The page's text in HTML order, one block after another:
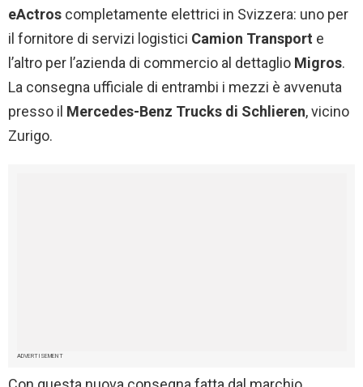
eActros completamente elettrici in Svizzera: uno per
il fornitore di servizi logistici Camion Transport e
l’altro per l’azienda di commercio al dettaglio Migros.
La consegna ufficiale di entrambi i mezzi è avvenuta
presso il Mercedes-Benz Trucks di Schlieren, vicino
Zurigo.
ADVERTISEMENT